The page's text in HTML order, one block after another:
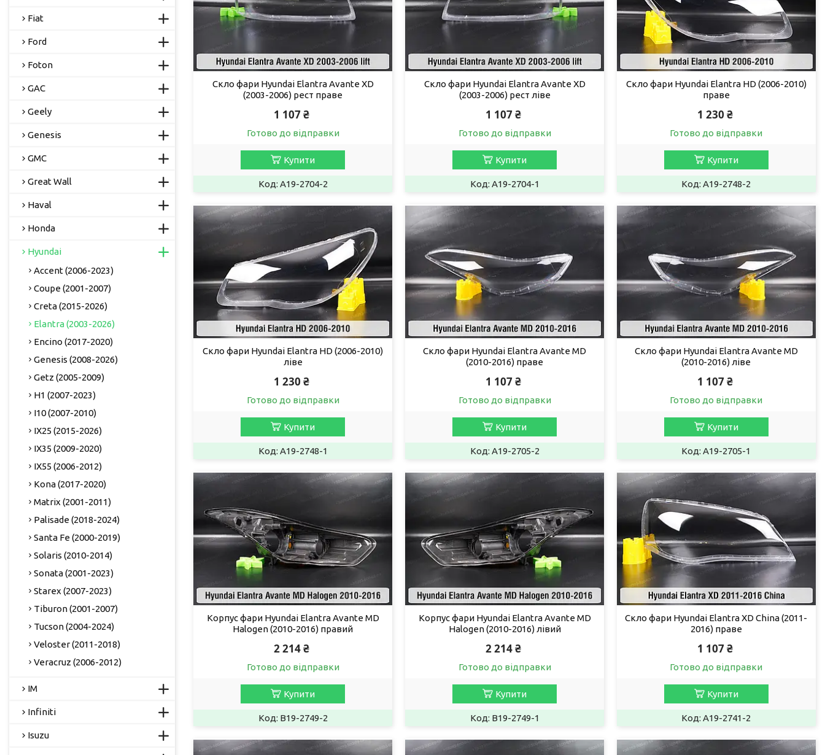
Скло фари Hyundai Elantra Avante XD
(2003-2006) рест праве
1 107 ₴
Готово до відправки
Купити
A19-2704-2
Скло фари Hyundai Elantra Avante XD
(2003-2006) рест ліве
1 107 ₴
Готово до відправки
Купити
A19-2704-1
Скло фари Hyundai Elantra HD (2006-2010)
праве
1 230 ₴
Готово до відправки
Купити
A19-2748-2
Скло фари Hyundai Elantra HD (2006-2010)
ліве
1 230 ₴
Готово до відправки
Купити
A19-2748-1
Скло фари Hyundai Elantra Avante MD
(2010-2016) праве
1 107 ₴
Готово до відправки
Купити
A19-2705-2
Скло фари Hyundai Elantra Avante MD
(2010-2016) ліве
1 107 ₴
Готово до відправки
Купити
A19-2705-1
Корпус фари Hyundai Elantra Avante MD
Halogen (2010-2016) правий
2 214 ₴
Готово до відправки
Купити
B19-2749-2
Корпус фари Hyundai Elantra Avante MD
Halogen (2010-2016) лівий
2 214 ₴
Готово до відправки
Купити
B19-2749-1
Скло фари Hyundai Elantra XD China (2011-
2016) праве
1 107 ₴
Готово до відправки
Купити
A19-2741-2
Fiat
Ford
Foton
GAC
Geely
Genesis
GMC
Great Wall
Haval
Honda
Hyundai
Accent (2006-2023)
Coupe (2001-2007)
Creta (2015-2026)
Elantra (2003-2026)
Encino (2017-2020)
Genesis (2008-2026)
Getz (2005-2009)
H1 (2007-2023)
I10 (2007-2010)
IX25 (2015-2026)
IX35 (2009-2020)
IX55 (2006-2012)
Kona (2017-2020)
Matrix (2001-2011)
Palisade (2018-2024)
Santa Fe (2000-2019)
Solaris (2010-2014)
Sonata (2001-2023)
Starex (2007-2023)
Tiburon (2001-2007)
Tucson (2004-2024)
Veloster (2011-2018)
Veracruz (2006-2012)
IM
Infiniti
Isuzu